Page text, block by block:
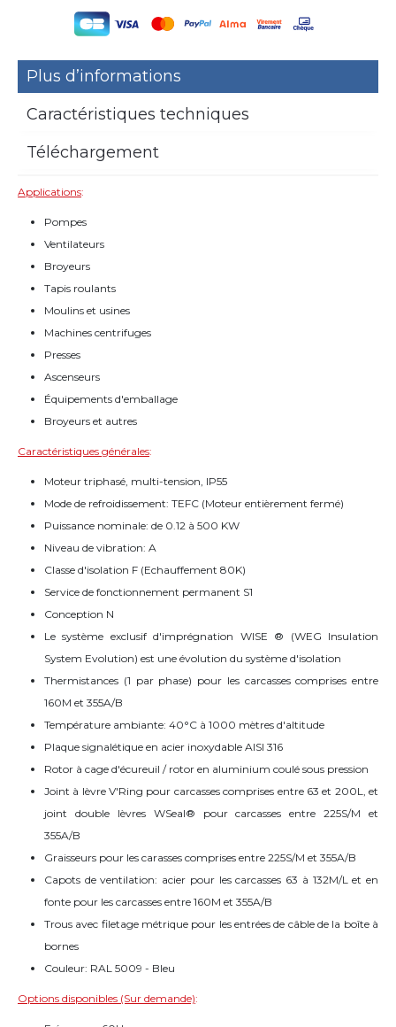
Plus d’informations
Caractéristiques techniques
Téléchargement
Applications:
Pompes
Ventilateurs
Broyeurs
Tapis roulants
Moulins et usines
Machines centrifuges
Presses
Ascenseurs
Équipements d'emballage
Broyeurs et autres
Caractéristiques générales:
Moteur triphasé, multi-tension, IP55
Mode de refroidissement: TEFC (Moteur entièrement fermé)
Puissance nominale: de 0.12 à 500 KW
Niveau de vibration: A
Classe d'isolation F (Echauffement 80K)
Service de fonctionnement permanent S1
Conception N
Le système exclusif d'imprégnation WISE ® (WEG Insulation
System Evolution) est une évolution du système d'isolation
Thermistances (1 par phase) pour les carcasses comprises entre
160M et 355A/B
Température ambiante: 40°C à 1000 mètres d'altitude
Plaque signalétique en acier inoxydable AISI 316
Rotor à cage d'écureuil / rotor en aluminium coulé sous pression
Joint à lèvre V'Ring pour carcasses comprises entre 63 et 200L, et
joint double lèvres WSeal® pour carcasses entre 225S/M et
355A/B
Graisseurs pour les carasses comprises entre 225S/M et 355A/B
Capots de ventilation: acier pour les carcasses 63 à 132M/L et en
fonte pour les carcasses entre 160M et 355A/B
Trous avec filetage métrique pour les entrées de câble de la boîte à
bornes
Couleur: RAL 5009 - Bleu
Options disponibles (Sur demande):